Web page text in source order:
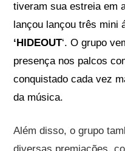
tiveram sua estreia em
lançou lançou três mini
‘HIDEOUT‘. O grupo
presença nos palcos
conquistado cada vez
da música.
Além disso, o grupo